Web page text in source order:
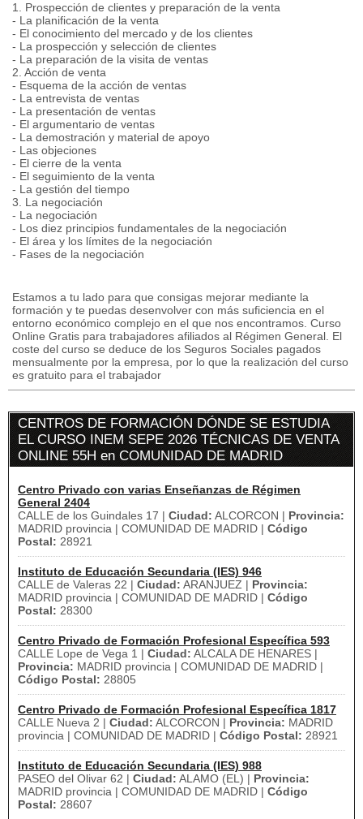
1. Prospección de clientes y preparación de la venta
- La planificación de la venta
- El conocimiento del mercado y de los clientes
- La prospección y selección de clientes
- La preparación de la visita de ventas
2. Acción de venta
- Esquema de la acción de ventas
- La entrevista de ventas
- La presentación de ventas
- El argumentario de ventas
- La demostración y material de apoyo
- Las objeciones
- El cierre de la venta
- El seguimiento de la venta
- La gestión del tiempo
3. La negociación
- La negociación
- Los diez principios fundamentales de la negociación
- El área y los límites de la negociación
- Fases de la negociación
Estamos a tu lado para que consigas mejorar mediante la
formación y te puedas desenvolver con más suficiencia en el
entorno económico complejo en el que nos encontramos. Curso
Online Gratis para trabajadores afiliados al Régimen General. El
coste del curso se deduce de los Seguros Sociales pagados
mensualmente por la empresa, por lo que la realización del curso
es gratuito para el trabajador
CENTROS DE FORMACIÓN DÓNDE SE ESTUDIA
EL CURSO INEM SEPE 2026 TÉCNICAS DE VENTA
ONLINE 55H en COMUNIDAD DE MADRID
Centro Privado con varias Enseñanzas de Régimen
General 2404
CALLE de los Guindales 17 | Ciudad: ALCORCON | Provincia:
MADRID provincia | COMUNIDAD DE MADRID | Código
Postal: 28921
Instituto de Educación Secundaria (IES) 946
CALLE de Valeras 22 | Ciudad: ARANJUEZ | Provincia:
MADRID provincia | COMUNIDAD DE MADRID | Código
Postal: 28300
Centro Privado de Formación Profesional Específica 593
CALLE Lope de Vega 1 | Ciudad: ALCALA DE HENARES |
Provincia: MADRID provincia | COMUNIDAD DE MADRID |
Código Postal: 28805
Centro Privado de Formación Profesional Específica 1817
CALLE Nueva 2 | Ciudad: ALCORCON | Provincia: MADRID
provincia | COMUNIDAD DE MADRID | Código Postal: 28921
Instituto de Educación Secundaria (IES) 988
PASEO del Olivar 62 | Ciudad: ALAMO (EL) | Provincia:
MADRID provincia | COMUNIDAD DE MADRID | Código
Postal: 28607